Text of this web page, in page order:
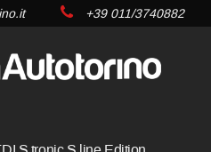
+39 011/3740882